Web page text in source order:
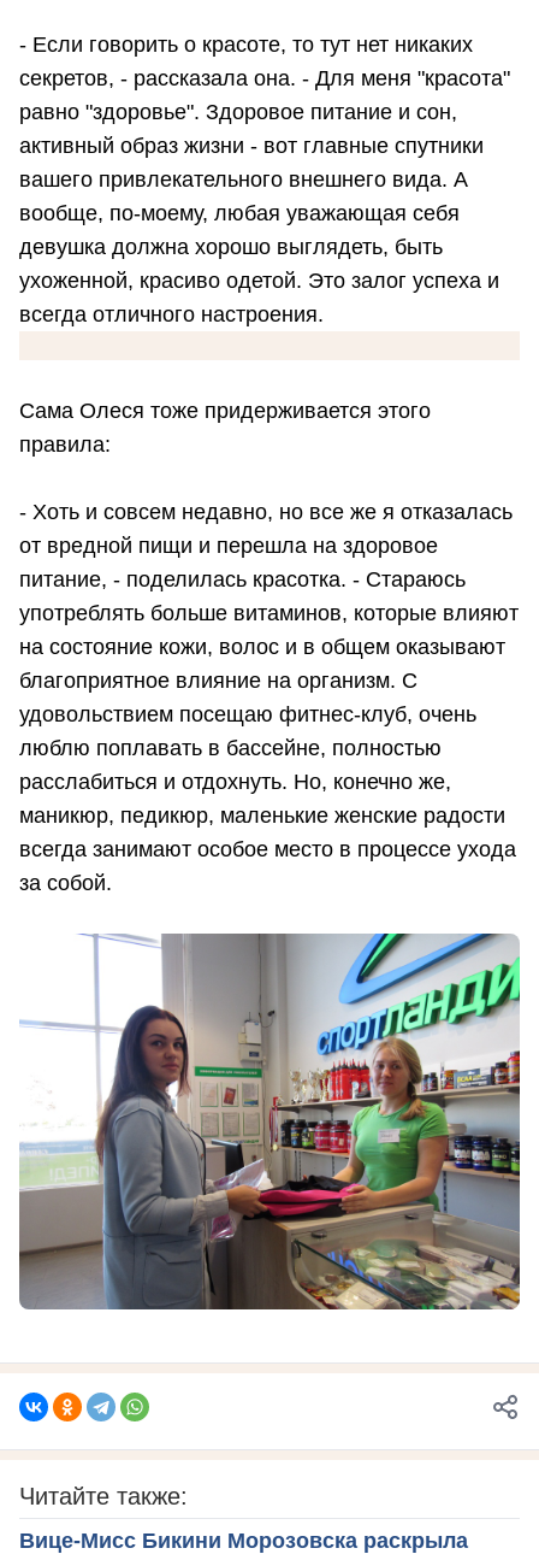
- Если говорить о красоте, то тут нет никаких
секретов, - рассказала она. - Для меня "красота"
равно "здоровье". Здоровое питание и сон,
активный образ жизни - вот главные спутники
вашего привлекательного внешнего вида. А
вообще, по-моему, любая уважающая себя
девушка должна хорошо выглядеть, быть
ухоженной, красиво одетой. Это залог успеха и
всегда отличного настроения.
Сама Олеся тоже придерживается этого
правила:
- Хоть и совсем недавно, но все же я отказалась
от вредной пищи и перешла на здоровое
питание, - поделилась красотка. - Стараюсь
употреблять больше витаминов, которые влияют
на состояние кожи, волос и в общем оказывают
благоприятное влияние на организм. С
удовольствием посещаю фитнес-клуб, очень
люблю поплавать в бассейне, полностью
расслабиться и отдохнуть. Но, конечно же,
маникюр, педикюр, маленькие женские радости
всегда занимают особое место в процессе ухода
за собой.
Читайте также:
Вице-Мисс Бикини Морозовска раскрыла